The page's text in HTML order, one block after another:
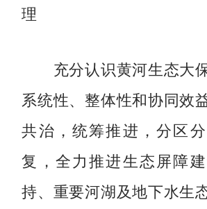
理
充分认识黄河生态大
系统性、整体性和协同效
共治，统筹推进，分区
复，全力推进生态屏障
持、重要河湖及地下水生